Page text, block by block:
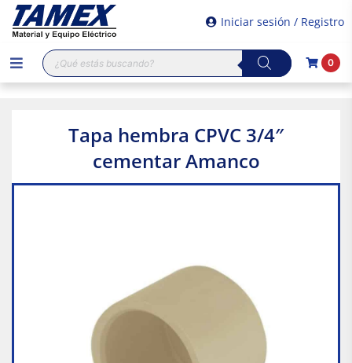
Iniciar sesión / Registro
Búsqueda
de
productos
0
Tapa hembra CPVC 3/4″
cementar Amanco